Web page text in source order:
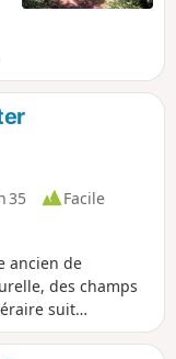
35
Facile
ancien de
des champs
suit
des sentiers